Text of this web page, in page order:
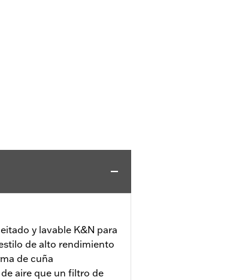
y lavable K&N para
de alto rendimiento
de cuña
aire que un filtro de